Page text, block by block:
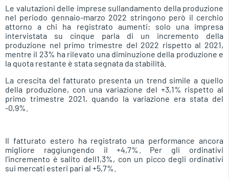
Le valutazioni delle imprese sullandamento della produzione
nel periodo gennaio-marzo 2022 stringono però il cerchio
attorno a chi ha registrato aumenti: solo una impresa
intervistata su cinque parla di un incremento della
produzione nel primo trimestre del 2022 rispetto al 2021,
mentre il 23% ha rilevato una diminuzione della produzione e
la quota restante è stata segnata da stabilità.
La crescita del fatturato presenta un trend simile a quello
della produzione, con una variazione del +3,1% rispetto al
primo trimestre 2021, quando la variazione era stata del
-0,9%.
Il fatturato estero ha registrato una performance ancora
migliore raggiungendo il +4,7%. Per gli ordinativi
l’incremento è salito dell1,3%, con un picco degli ordinativi
sui mercati esteri pari al +5,7%.